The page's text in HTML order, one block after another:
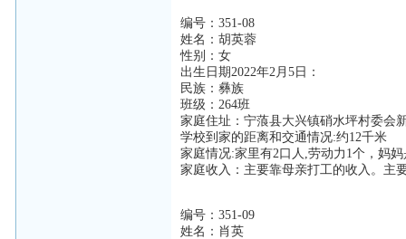
编号：351-08
姓名：胡英蓉
性别：女
出生日期2022年2月5日：
民族：彝族
班级：264班
家庭住址：宁蒗县大兴镇硝水坪村委会
学校到家的距离和交通情况:约12千米
家庭情况:家里有2口人,劳动力1个，妈
家庭收入：主要靠母亲打工的收入。主
编号：351-09
姓名：肖英